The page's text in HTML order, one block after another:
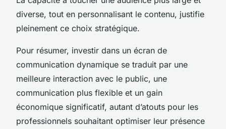
diverse, tout en personnalisant le contenu, justifie
pleinement ce choix stratégique.
Pour résumer, investir dans un écran de
communication dynamique se traduit par une
meilleure interaction avec le public, une
communication plus flexible et un gain
économique significatif, autant d’atouts pour les
professionnels souhaitant optimiser leur présence